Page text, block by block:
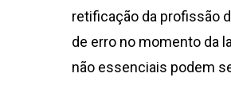
retificação da profissão
de erro no momento da
não essenciais podem